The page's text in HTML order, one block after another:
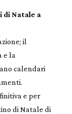
Natale a
il
e la
calendari
e per
di Natale di